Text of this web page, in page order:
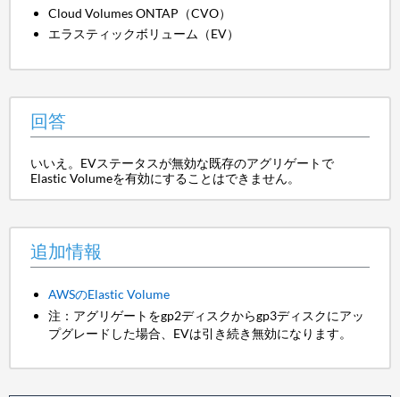
Cloud Volumes ONTAP（CVO）
エラスティックボリューム（EV）
回答
いいえ。EVステータスが無効な既存のアグリゲートで
Elastic Volumeを有効にすることはできません。
追加情報
AWSのElastic Volume
注：アグリゲートをgp2ディスクからgp3ディスクにアッ
プグレードした場合、EVは引き続き無効になります。